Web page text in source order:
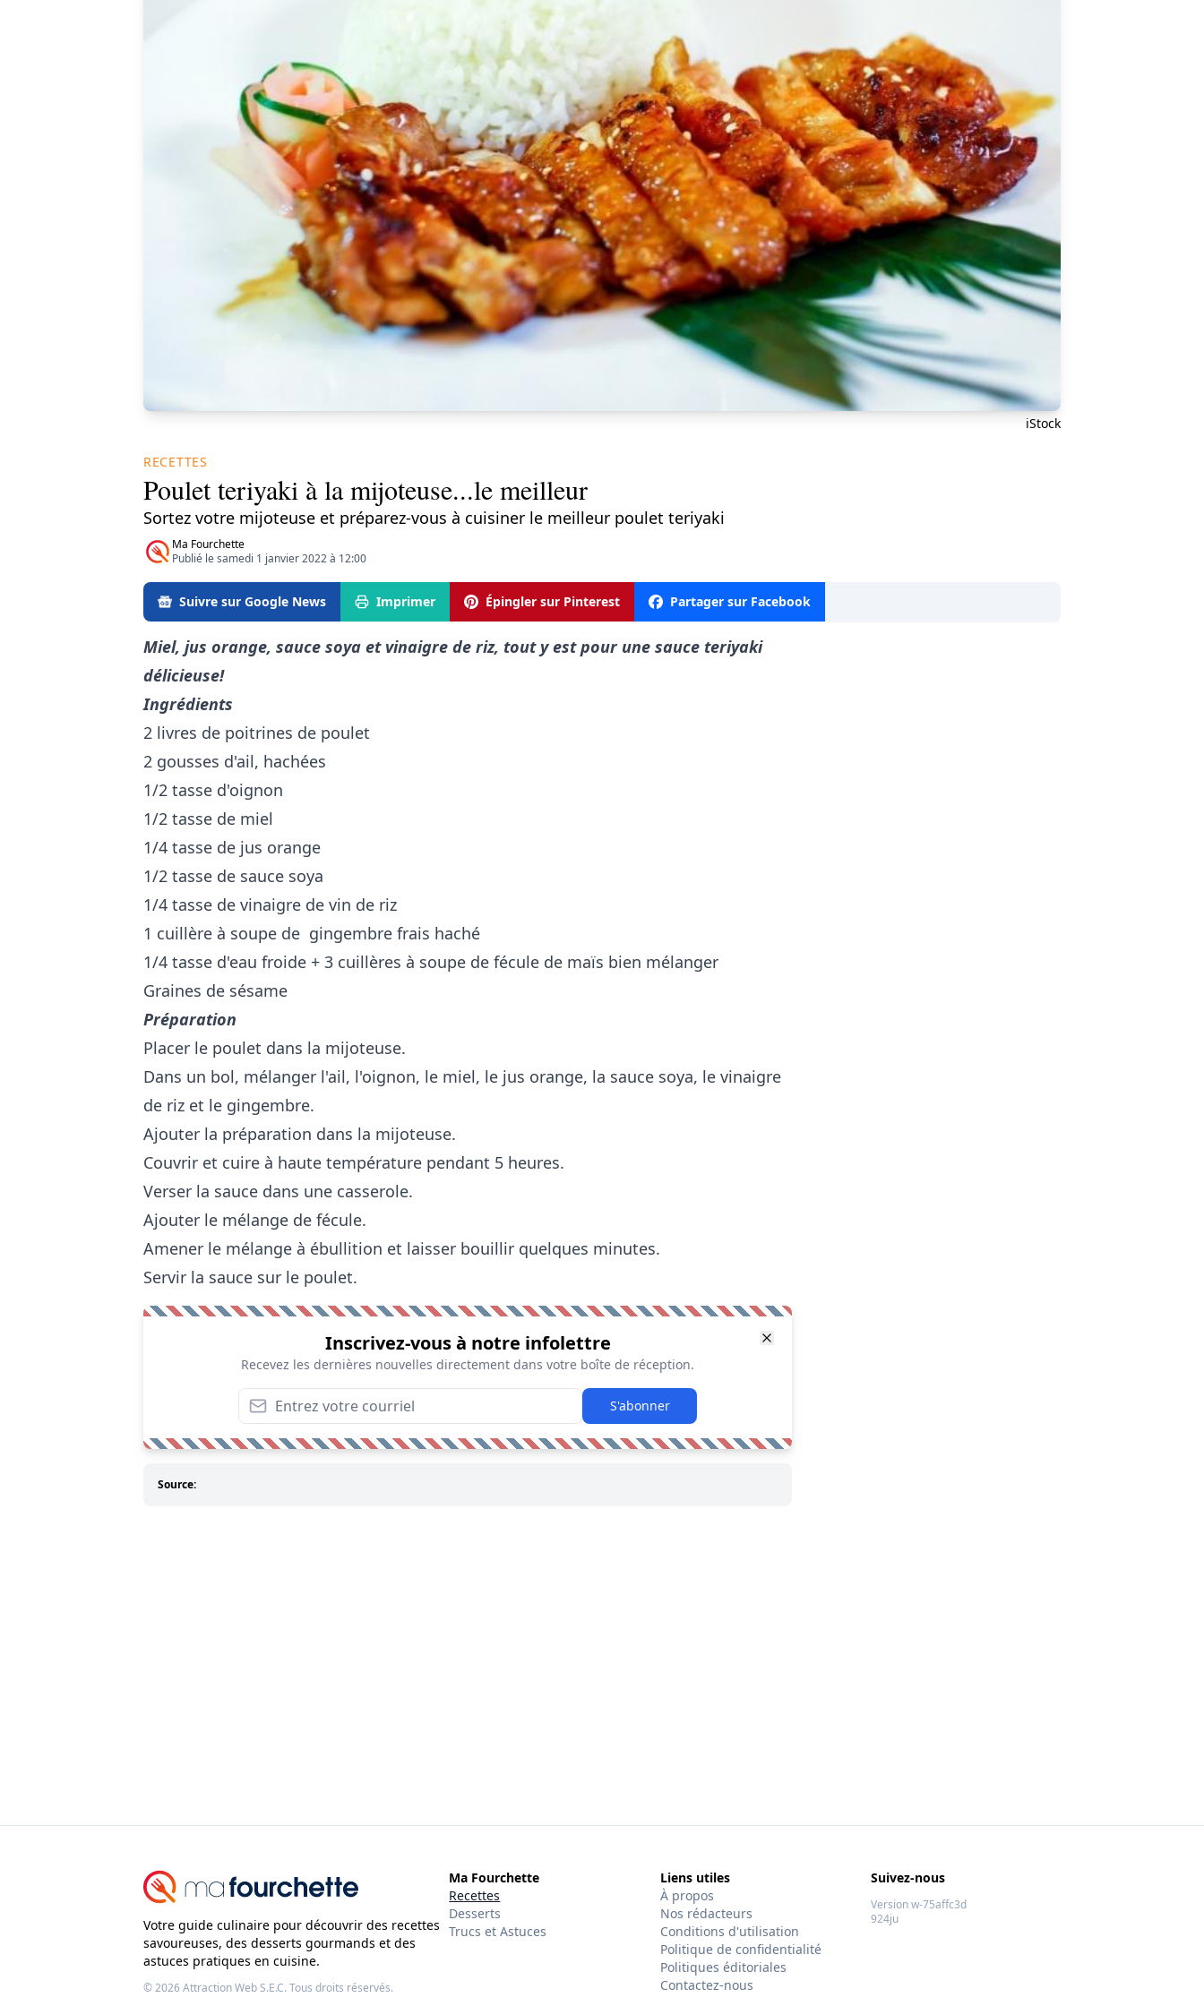
iStock
RECETTES
Poulet teriyaki à la mijoteuse...le meilleur
Sortez votre mijoteuse et préparez-vous à cuisiner le meilleur poulet teriyaki
Ma Fourchette
Publié le samedi 1 janvier 2022 à 12:00
Suivre sur Google News Imprimer Épingler sur Pinterest Partager sur Facebook
Miel, jus orange, sauce soya et vinaigre de riz, tout y est pour une sauce teriyaki
délicieuse!
Ingrédients
2 livres de poitrines de poulet
2 gousses d'ail, hachées
1/2 tasse d'oignon
1/2 tasse de miel
1/4 tasse de jus orange
1/2 tasse de sauce soya
1/4 tasse de vinaigre de vin de riz
1 cuillère à soupe de gingembre frais haché
1/4 tasse d'eau froide + 3 cuillères à soupe de fécule de maïs bien mélanger
Graines de sésame
Préparation
Placer le poulet dans la mijoteuse.
Dans un bol, mélanger l'ail, l'oignon, le miel, le jus orange, la sauce soya, le vinaigre
de riz et le gingembre.
Ajouter la préparation dans la mijoteuse.
Couvrir et cuire à haute température pendant 5 heures.
Verser la sauce dans une casserole.
Ajouter le mélange de fécule.
Amener le mélange à ébullition et laisser bouillir quelques minutes.
Servir la sauce sur le poulet.
Inscrivez-vous à notre infolettre
Recevez les dernières nouvelles directement dans votre boîte de réception.
S'abonner
Source:
Votre guide culinaire pour découvrir des recettes
savoureuses, des desserts gourmands et des
astuces pratiques en cuisine.
© 2026Attraction Web S.E.C.Tous droits réservés.
Ma Fourchette
Recettes
Desserts
Trucs et Astuces
Liens utiles
À propos
Nos rédacteurs
Conditions d'utilisation
Politique de confidentialité
Politiques éditoriales
Contactez-nous
Suivez-nous
Version w-75affc3d
924ju